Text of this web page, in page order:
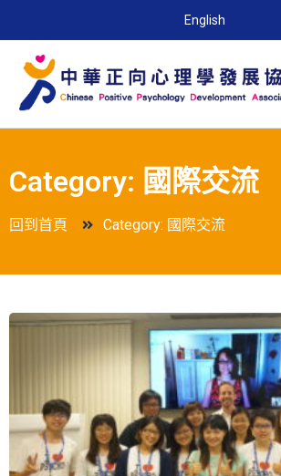
English
Category: 國際交流
回到首頁 Category: 國際交流